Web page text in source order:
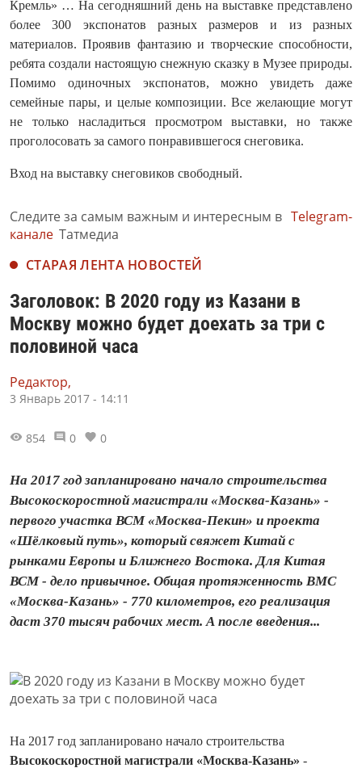
Кремль» … На сегодняшний день на выставке представлено
более 300 экспонатов разных размеров и из разных
материалов. Проявив фантазию и творческие способности,
ребята создали настоящую снежную сказку в Музее природы.
Помимо одиночных экспонатов, можно увидеть даже
семейные пары, и целые композиции. Все желающие могут
не только насладиться просмотром выставки, но также
проголосовать за самого понравившегося снеговика.
Вход на выставку снеговиков свободный.
Следите за самым важным и интересным в Telegram-
канале Татмедиа
СТАРАЯ ЛЕНТА НОВОСТЕЙ
Заголовок: В 2020 году из Казани в
Москву можно будет доехать за три с
половиной часа
Редактор,
3 Январь 2017 - 14:11
854 0 0
На 2017 год запланировано начало строительства
Высокоскоростной магистрали «Москва-Казань» -
первого участка ВСМ «Москва-Пекин» и проекта
«Шёлковый путь», который свяжет Китай с
рынками Европы и Ближнего Востока. Для Китая
ВСМ - дело привычное. Общая протяженность ВМС
«Москва-Казань» - 770 километров, его реализация
даст 370 тысяч рабочих мест. А после введения...
На 2017 год запланировано начало строительства
Высокоскоростной магистрали «Москва-Казань» -